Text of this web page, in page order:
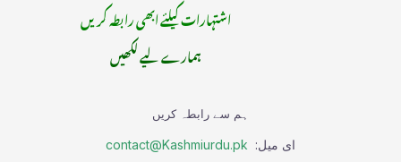
اشتہارات کیلئے ابھی رابطہ کریں
ہمارے لیے لکھیں
ہم سے رابطہ کریں
ای میل: contact@Kashmiurdu.pk